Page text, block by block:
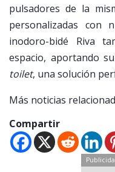
pulsadores de la
personalizadas con
inodoro-bidé Riva
espacio, aportando
toilet, una solución
Más noticias
Compartir